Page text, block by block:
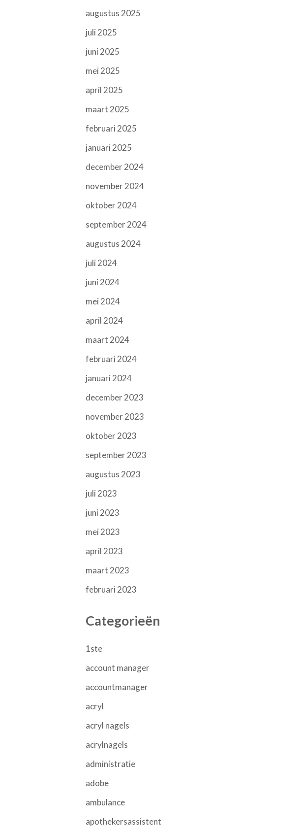
augustus 2025
juli 2025
juni 2025
mei 2025
april 2025
maart 2025
februari 2025
januari 2025
december 2024
november 2024
oktober 2024
september 2024
augustus 2024
juli 2024
juni 2024
mei 2024
april 2024
maart 2024
februari 2024
januari 2024
december 2023
november 2023
oktober 2023
september 2023
augustus 2023
juli 2023
juni 2023
mei 2023
april 2023
maart 2023
februari 2023
Categorieën
1ste
account manager
accountmanager
acryl
acryl nagels
acrylnagels
administratie
adobe
ambulance
apothekersassistent